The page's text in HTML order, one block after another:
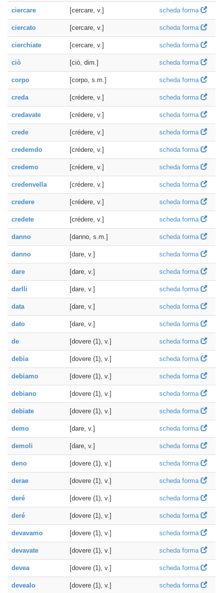
ciercare [cercare, v.] scheda forma
ciercato [cercare, v.] scheda forma
cierchiate [cercare, v.] scheda forma
ciò [ciò, dim.] scheda forma
corpo [corpo, s.m.] scheda forma
creda [crédere, v.] scheda forma
credavate [crédere, v.] scheda forma
crede [crédere, v.] scheda forma
credemdo [crédere, v.] scheda forma
credemo [crédere, v.] scheda forma
credenvella [crédere, v.] scheda forma
credere [crédere, v.] scheda forma
credete [crédere, v.] scheda forma
danno [danno, s.m.] scheda forma
danno [dare, v.] scheda forma
dare [dare, v.] scheda forma
darlli [dare, v.] scheda forma
data [dare, v.] scheda forma
dato [dare, v.] scheda forma
de [dovere (1), v.] scheda forma
debia [dovere (1), v.] scheda forma
debiamo [dovere (1), v.] scheda forma
debiano [dovere (1), v.] scheda forma
debiate [dovere (1), v.] scheda forma
demo [dare, v.] scheda forma
demoli [dare, v.] scheda forma
deno [dovere (1), v.] scheda forma
derae [dovere (1), v.] scheda forma
deré [dovere (1), v.] scheda forma
deré [dovere (1), v.] scheda forma
devavamo [dovere (1), v.] scheda forma
devavate [dovere (1), v.] scheda forma
devea [dovere (1), v.] scheda forma
devealo [dovere (1), v.] scheda forma